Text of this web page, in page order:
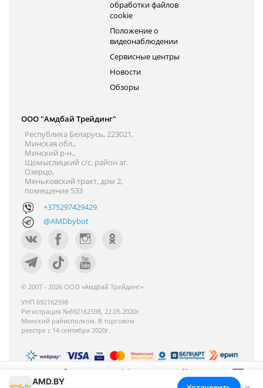
обработки файлов
cookie
Положение о
видеонаблюдении
Сервисные центры
Новости
Обзоры
ООО "Амдбай Трейдинг"
Республика Беларусь, 223021,
Минская обл.,
Минский р-н.,
Щомыслицкий с/с, район аг.
Озерцо,
Меньковский тракт, дом 2,
помещение 533
+375297429429
@AMDbybot
© 2007 - 2026 ООО «Амдбай Трейдинг»
УНП 692162598
Регистрация №692162598, 22.05.2020г.
Минский райисполком. В торговом
реестре с 14 сентября 2020г.
Номер телефона работников местных
AMD.BY